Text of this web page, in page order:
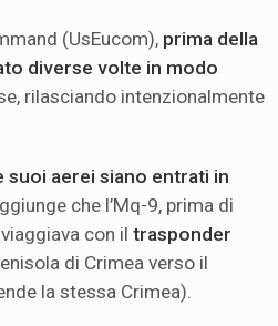
(UsEucom), prima della
diverse volte in modo
rilasciando intenzionalmente
suoi aerei siano entrati in
che l’Mq-9, prima di
con il trasponder
di Crimea verso il
la stessa Crimea).